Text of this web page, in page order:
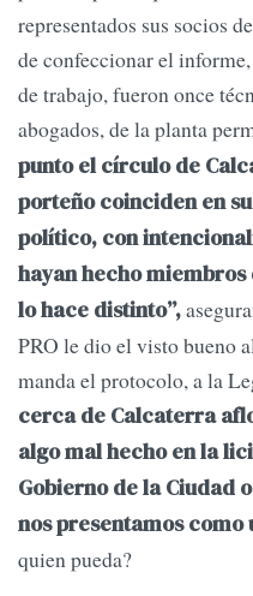
representados sus socios
de confeccionar el
de trabajo, fueron once
abogados, de la planta
punto el círculo de
porteño coinciden en
político, con
hayan hecho
lo hace distinto”,
PRO le dio el visto bueno
manda el protocolo, a la
cerca de Calcaterra
algo mal hecho en la
Gobierno de la Ciudad
nos presentamos como
quien pueda?